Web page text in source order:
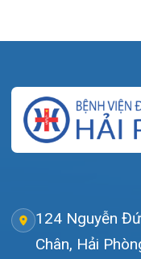
Tra cứu hóa đơn
Giới thiệu